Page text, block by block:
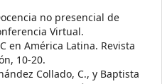
no presencial de
Virtual.
en América Latina. Revista
10-20.
Collado, C., y Baptista